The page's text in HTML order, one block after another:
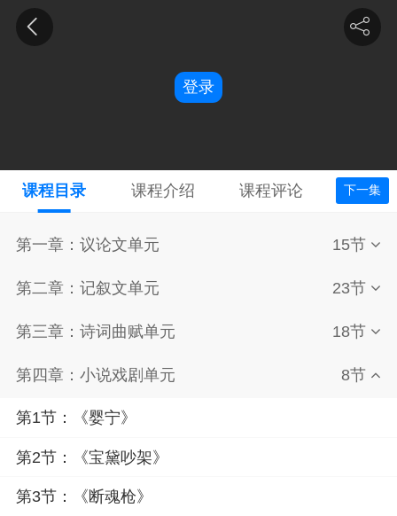
登录
下一集
课程目录 课程介绍 课程评论
第一章：议论文单元 15节
第二章：记叙文单元 23节
第三章：诗词曲赋单元 18节
第四章：小说戏剧单元 8节
第1节：《婴宁》
第2节：《宝黛吵架》
第3节：《断魂枪》